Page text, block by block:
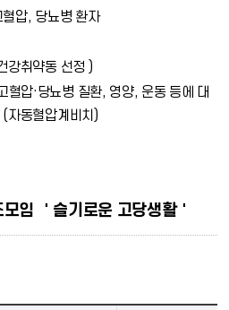
압, 당뇨병 환자
강취약동 선정 )
혈압·당뇨병 질환, 영양, 운동 등에 대
자동혈압계비치)
임 ＇슬기로운 고당생활＇